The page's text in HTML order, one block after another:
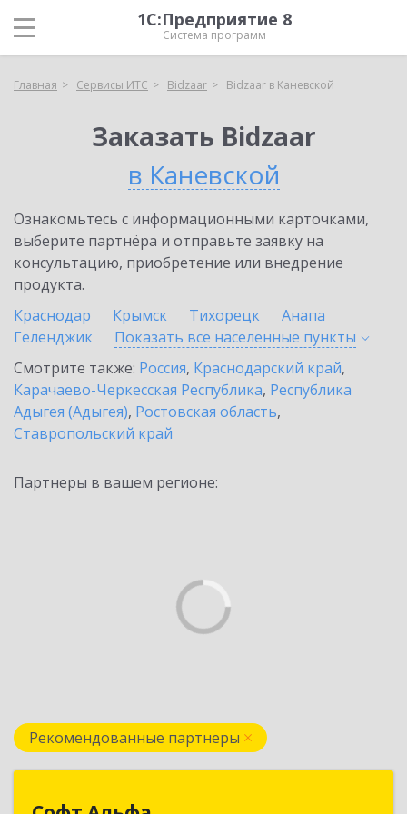
1С:Предприятие 8
Система программ
Главная Сервисы ИТС Bidzaar Bidzaar в Каневской
Заказать Bidzaar
в Каневской
Ознакомьтесь с информационными карточками,
выберите партнёра и отправьте заявку на
консультацию, приобретение или внедрение
продукта.
Краснодар
Крымск Тихорецк
Анапа
Геленджик
Показать все населенные пункты
Смотрите также: Россия, Краснодарский край,
Карачаево-Черкесская Республика, Республика
Адыгея (Адыгея), Ростовская область,
Ставропольский край
Партнеры в вашем регионе:
Рекомендованные партнеры